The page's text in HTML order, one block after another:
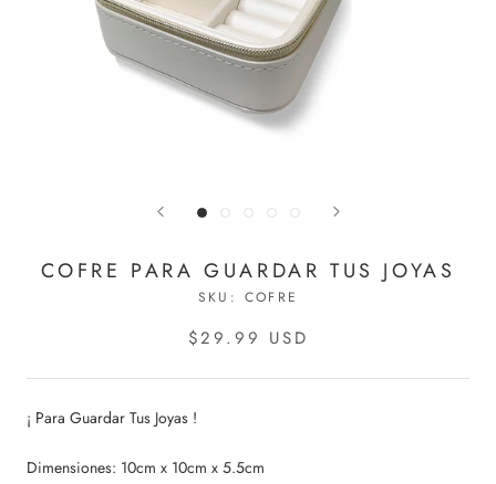
COFRE PARA GUARDAR TUS JOYAS
SKU: COFRE
$29.99 USD
¡ Para Guardar Tus Joyas !
Dimensiones: 10cm x 10cm x 5.5cm